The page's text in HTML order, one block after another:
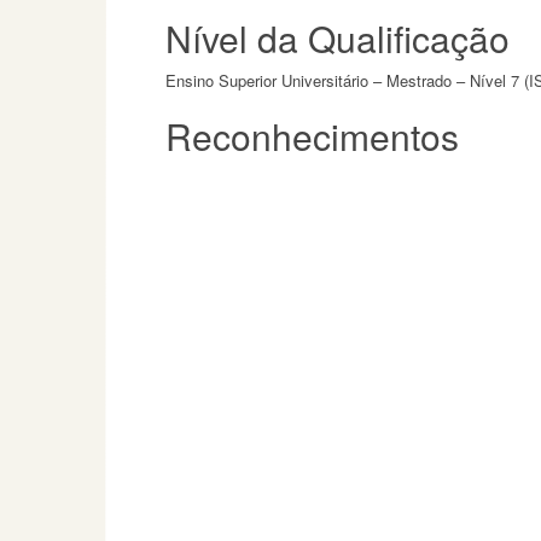
Nível da Qualificação
Ensino Superior Universitário – Mestrado – Nível 7
Reconhecimentos